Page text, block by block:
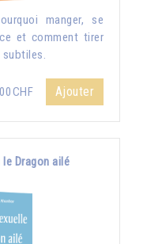
manger, se
et comment tirer
Ajouter
Dragon ailé